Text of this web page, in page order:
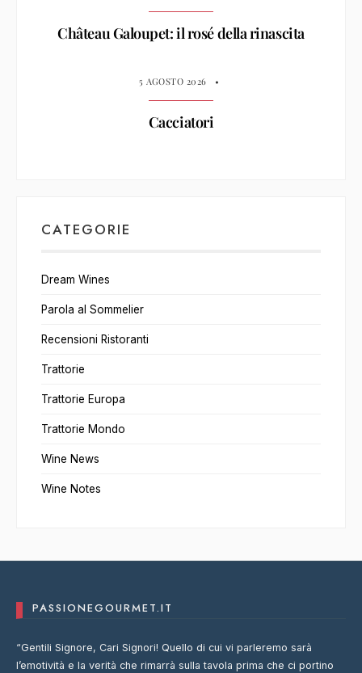
Château Galoupet: il rosé della rinascita
5 AGOSTO 2026 •
Cacciatori
CATEGORIE
Dream Wines
Parola al Sommelier
Recensioni Ristoranti
Trattorie
Trattorie Europa
Trattorie Mondo
Wine News
Wine Notes
PASSIONEGOURMET.IT
“Gentili Signore, Cari Signori! Quello di cui vi parleremo sarà
l’emotività e la verità che rimarrà sulla tavola prima che ci portino